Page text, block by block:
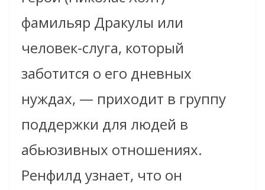
фамильяр Дракулы или
человек-слуга, который
заботится о его дневных
нуждах, — приходит в группу
поддержки для людей в
абьюзивных отношениях.
Ренфилд узнает, что он